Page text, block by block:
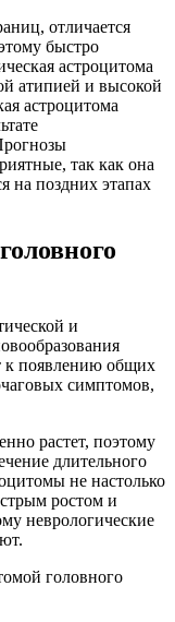
отличается
быстро
астроцитома
атипией и высокой
астроцитома
так как она
на поздних этапах
и
к появлению общих
симптомов,
растет, поэтому
длительного
не настолько
ростом и
неврологические
головного